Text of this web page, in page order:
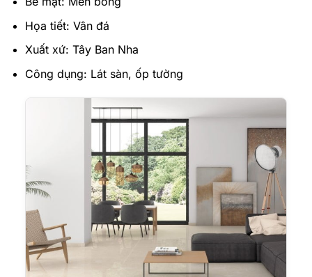
Họa tiết: Vân đá
Xuất xứ: Tây Ban Nha
Công dụng: Lát sàn, ốp tường